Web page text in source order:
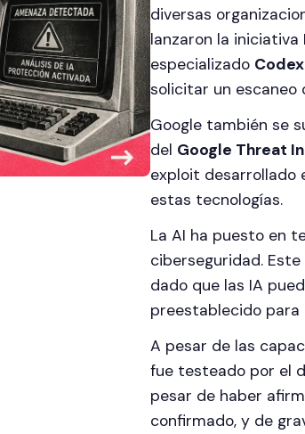
diversas
lanzaron la iniciativa
especializado
solicitar un escaneo
Google también se
del Google Threat
exploit desarrollado
estas tecnologías.
La AI ha puesto en
ciberseguridad.
dado que las IA
preestablecido para
A pesar de las
fue testeado por el
pesar de haber
confirmado, y de